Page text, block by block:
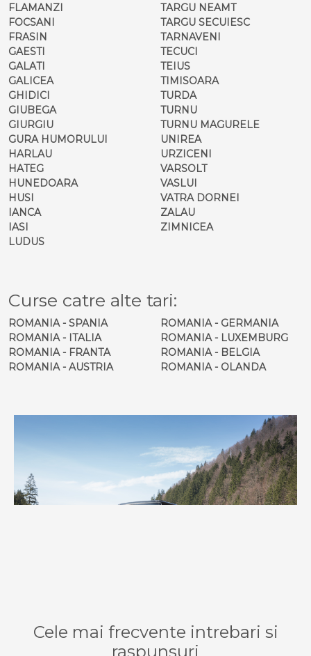
FLAMANZI
FOCSANI
FRASIN
GAESTI
GALATI
GALICEA
GHIDICI
GIUBEGA
GIURGIU
GURA HUMORULUI
HARLAU
HATEG
HUNEDOARA
HUSI
IANCA
IASI
LUDUS
TARGU NEAMT
TARGU SECUIESC
TARNAVENI
TECUCI
TEIUS
TIMISOARA
TURDA
TURNU
TURNU MAGURELE
UNIREA
URZICENI
VARSOLT
VASLUI
VATRA DORNEI
ZALAU
ZIMNICEA
Curse catre alte tari:
ROMANIA - SPANIA
ROMANIA - ITALIA
ROMANIA - FRANTA
ROMANIA - AUSTRIA
ROMANIA - GERMANIA
ROMANIA - LUXEMBURG
ROMANIA - BELGIA
ROMANIA - OLANDA
Cele mai frecvente intrebari si
raspunsuri